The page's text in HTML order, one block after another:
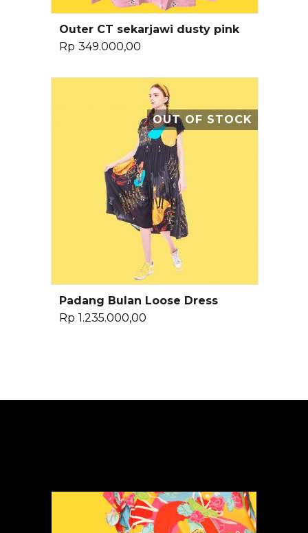
Tambah Ke Keranjang
Outer CT sekarjawi dusty pink
Rp 349.000,00
OUT OF STOCK
Pilih Opsi
Padang Bulan Loose Dress
Rp 1.235.000,00